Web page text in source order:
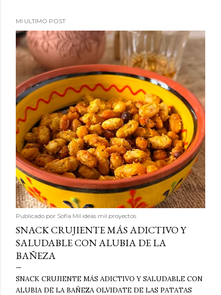
MI ULTIMO POST
Publicado por Sofía Mil ideas mil proyectos
SNACK CRUJIENTE MÁS ADICTIVO Y
SALUDABLE CON ALUBIA DE LA
BAÑEZA
SNACK CRUJIENTE MÁS ADICTIVO Y SALUDABLE CON
ALUBIA DE LA BAÑEZA OLVIDATE DE LAS PATATAS